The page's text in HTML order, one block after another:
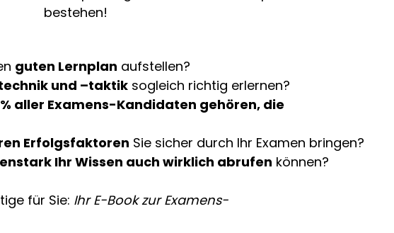
bestehen!
guten Lernplan aufstellen?
und –taktik sogleich richtig erlernen?
aller Examens-Kandidaten gehören, die
Erfolgsfaktoren Sie sicher durch Ihr Examen bringen?
Ihr Wissen auch wirklich abrufen können?
für Sie: Ihr E-Book zur Examens-